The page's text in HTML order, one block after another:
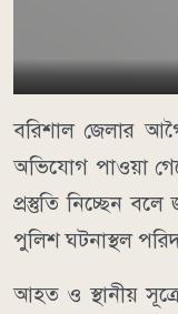
বরিশাল জেলার
অভিযোগ পাওয়া
প্রস্তুতি নিচ্ছেন
পুলিশ ঘটনাস্থল
আহত ও স্থানীয়